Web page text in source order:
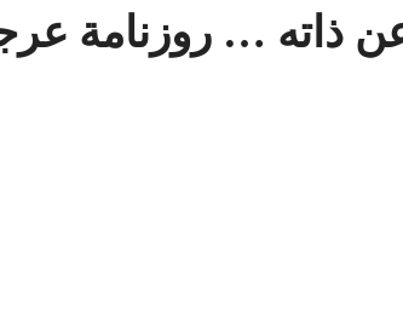
عن ذاته … روزنامة